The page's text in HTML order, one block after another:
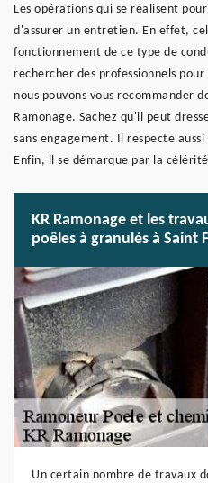
Les opérations qui se réalisent
d'assurer un entretien. En effet,
fonctionnement de ce type de
rechercher des professionnels
nous pouvons vous recommander
Ramonage. Sachez qu'il peut
sans engagement. Il respecte
Enfin, il se démarque par la
KR Ramonage et les
poêles à granulés à Saint
Un certain nombre de travaux